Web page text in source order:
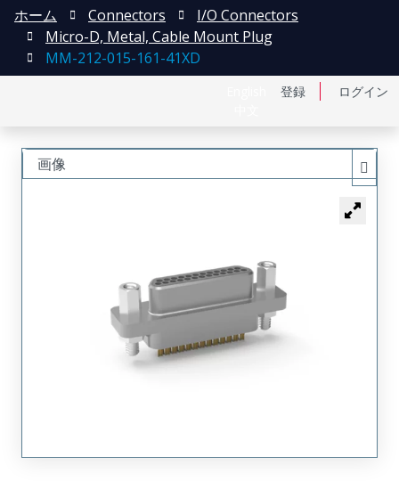
登録 ログイン
ホーム Connectors
I/O Connectors
Micro-D, Metal, Cable Mount Plug
MM-212-015-161-41XD
画像